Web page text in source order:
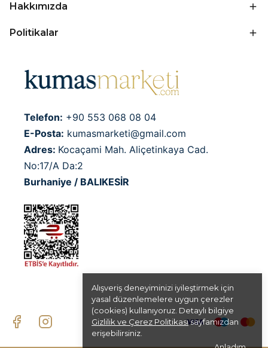
Alışveriş deneyiminizi iyileştirmek için
yasal düzenlemelere uygun çerezler
(cookies) kullanıyoruz. Detaylı bilgiye
Gizlilik ve Çerez Politikasısayfamızdan
erişebilirsiniz.
Hakkımızda
Politikalar
Telefon: +90 553 068 08 04
E-Posta: kumasmarketi@gmail.com
Adres: Kocaçami Mah. Aliçetinkaya Cad.
No:17/A Da:2
Burhaniye / BALIKESİR